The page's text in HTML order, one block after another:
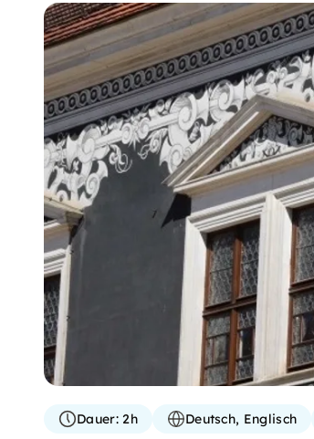
Dauer:2h Deutsch, Englisch